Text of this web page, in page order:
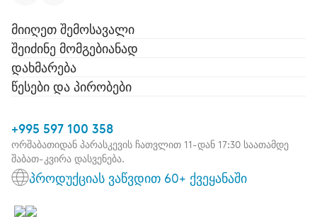
მიიღეთ შემოსავალი
შეიძინე მომგებიანად
დახმარება
წესები და პირობები
+995 597 100 358
ორშაბათიდან პარასკევის ჩათვლით 11-დან 17:30 საათამდე
შაბათ-კვირა დასვენება.
პროდუქციას ვაწვდით 60+ ქვეყანაში